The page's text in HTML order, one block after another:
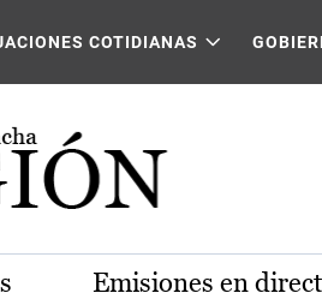
COTIDIANAS
Emisiones en